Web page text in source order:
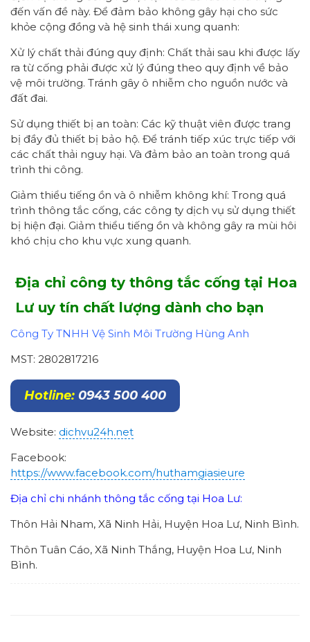
đến vấn đề này. Để đảm bảo không gây hại cho sức
khỏe cộng đồng và hệ sinh thái xung quanh:
Xử lý chất thải đúng quy định: Chất thải sau khi được lấy
ra từ cống phải được xử lý đúng theo quy định về bảo
vệ môi trường. Tránh gây ô nhiễm cho nguồn nước và
đất đai.
Sử dụng thiết bị an toàn: Các kỹ thuật viên được trang
bị đầy đủ thiết bị bảo hộ. Để tránh tiếp xúc trực tiếp với
các chất thải nguy hại. Và đảm bảo an toàn trong quá
trình thi công.
Giảm thiểu tiếng ồn và ô nhiễm không khí: Trong quá
trình thông tắc cống, các công ty dịch vụ sử dụng thiết
bị hiện đại. Giảm thiểu tiếng ồn và không gây ra mùi hôi
khó chịu cho khu vực xung quanh.
Địa chỉ công ty thông tắc cống tại Hoa
Lư uy tín chất lượng dành cho bạn
Công Ty TNHH Vệ Sinh Môi Trường Hùng Anh
MST: 2802817216
Hotline: 0943 500 400
Website: dichvu24h.net
Facebook:
https://www.facebook.com/huthamgiasieure
Địa chỉ chi nhánh thông tắc cống tại Hoa Lư:
Thôn Hải Nham, Xã Ninh Hải, Huyện Hoa Lư, Ninh Bình.
Thôn Tuân Cáo, Xã Ninh Thắng, Huyện Hoa Lư, Ninh
Bình.